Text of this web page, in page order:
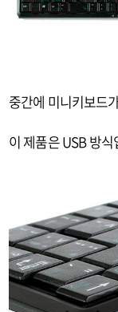
중간에 미니키보드
이 제품은 USB 방식